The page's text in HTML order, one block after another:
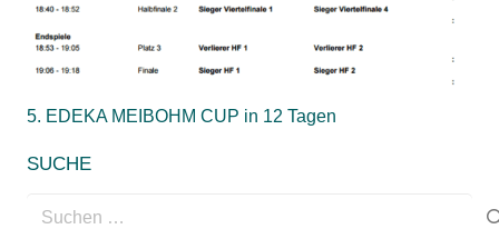
5. EDEKA MEIBOHM CUP in 12 Tagen
SUCHE
Suchen